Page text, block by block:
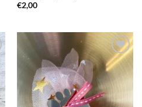
€2,00
Πρόσθήκη
στην λίστα
επιθυμιών